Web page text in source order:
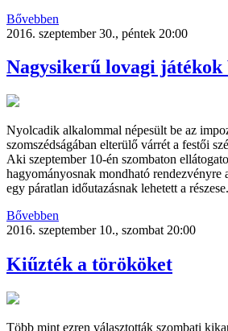
Bővebben
2016. szeptember 30., péntek 20:00
Nagysikerű lovagi játékok
Nyolcadik alkalommal népesült be az
szomszédságában elterülő várrét a festői
Aki szeptember 10-én szombaton
hagyományosnak mondható rendezvényre
egy páratlan időutazásnak lehetett a részese.
Bővebben
2016. szeptember 10., szombat 20:00
Kiűzték a törököket
Több mint ezren választották szombati